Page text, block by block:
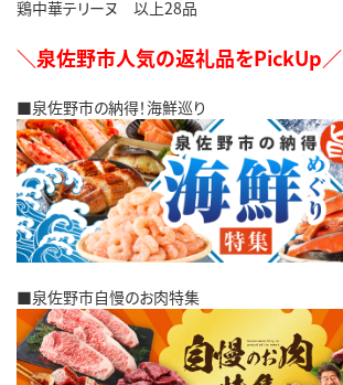
鶏中華テリーヌ 以上28品
＼泉佐野市人気の返礼品をPickUp／
■泉佐野市の納得！海鮮巡り
■泉佐野市自慢のお肉特集